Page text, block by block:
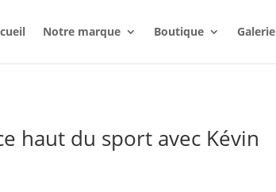
Notre marque Boutique Galerie
haut du sport avec Kévin